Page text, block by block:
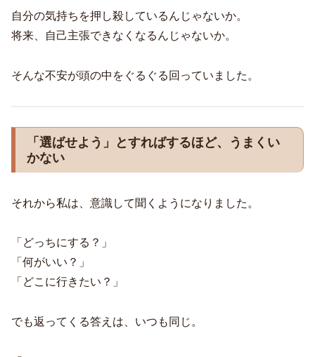
自分の気持ちを押し殺しているんじゃないか。
将来、自己主張できなくなるんじゃないか。
そんな不安が頭の中をぐるぐる回っていました。
「選ばせよう」とすればするほど、うまくい
かない
それから私は、意識して聞くようになりました。
「どっちにする？」
「何がいい？」
「どこに行きたい？」
でも返ってくる答えは、いつも同じ。